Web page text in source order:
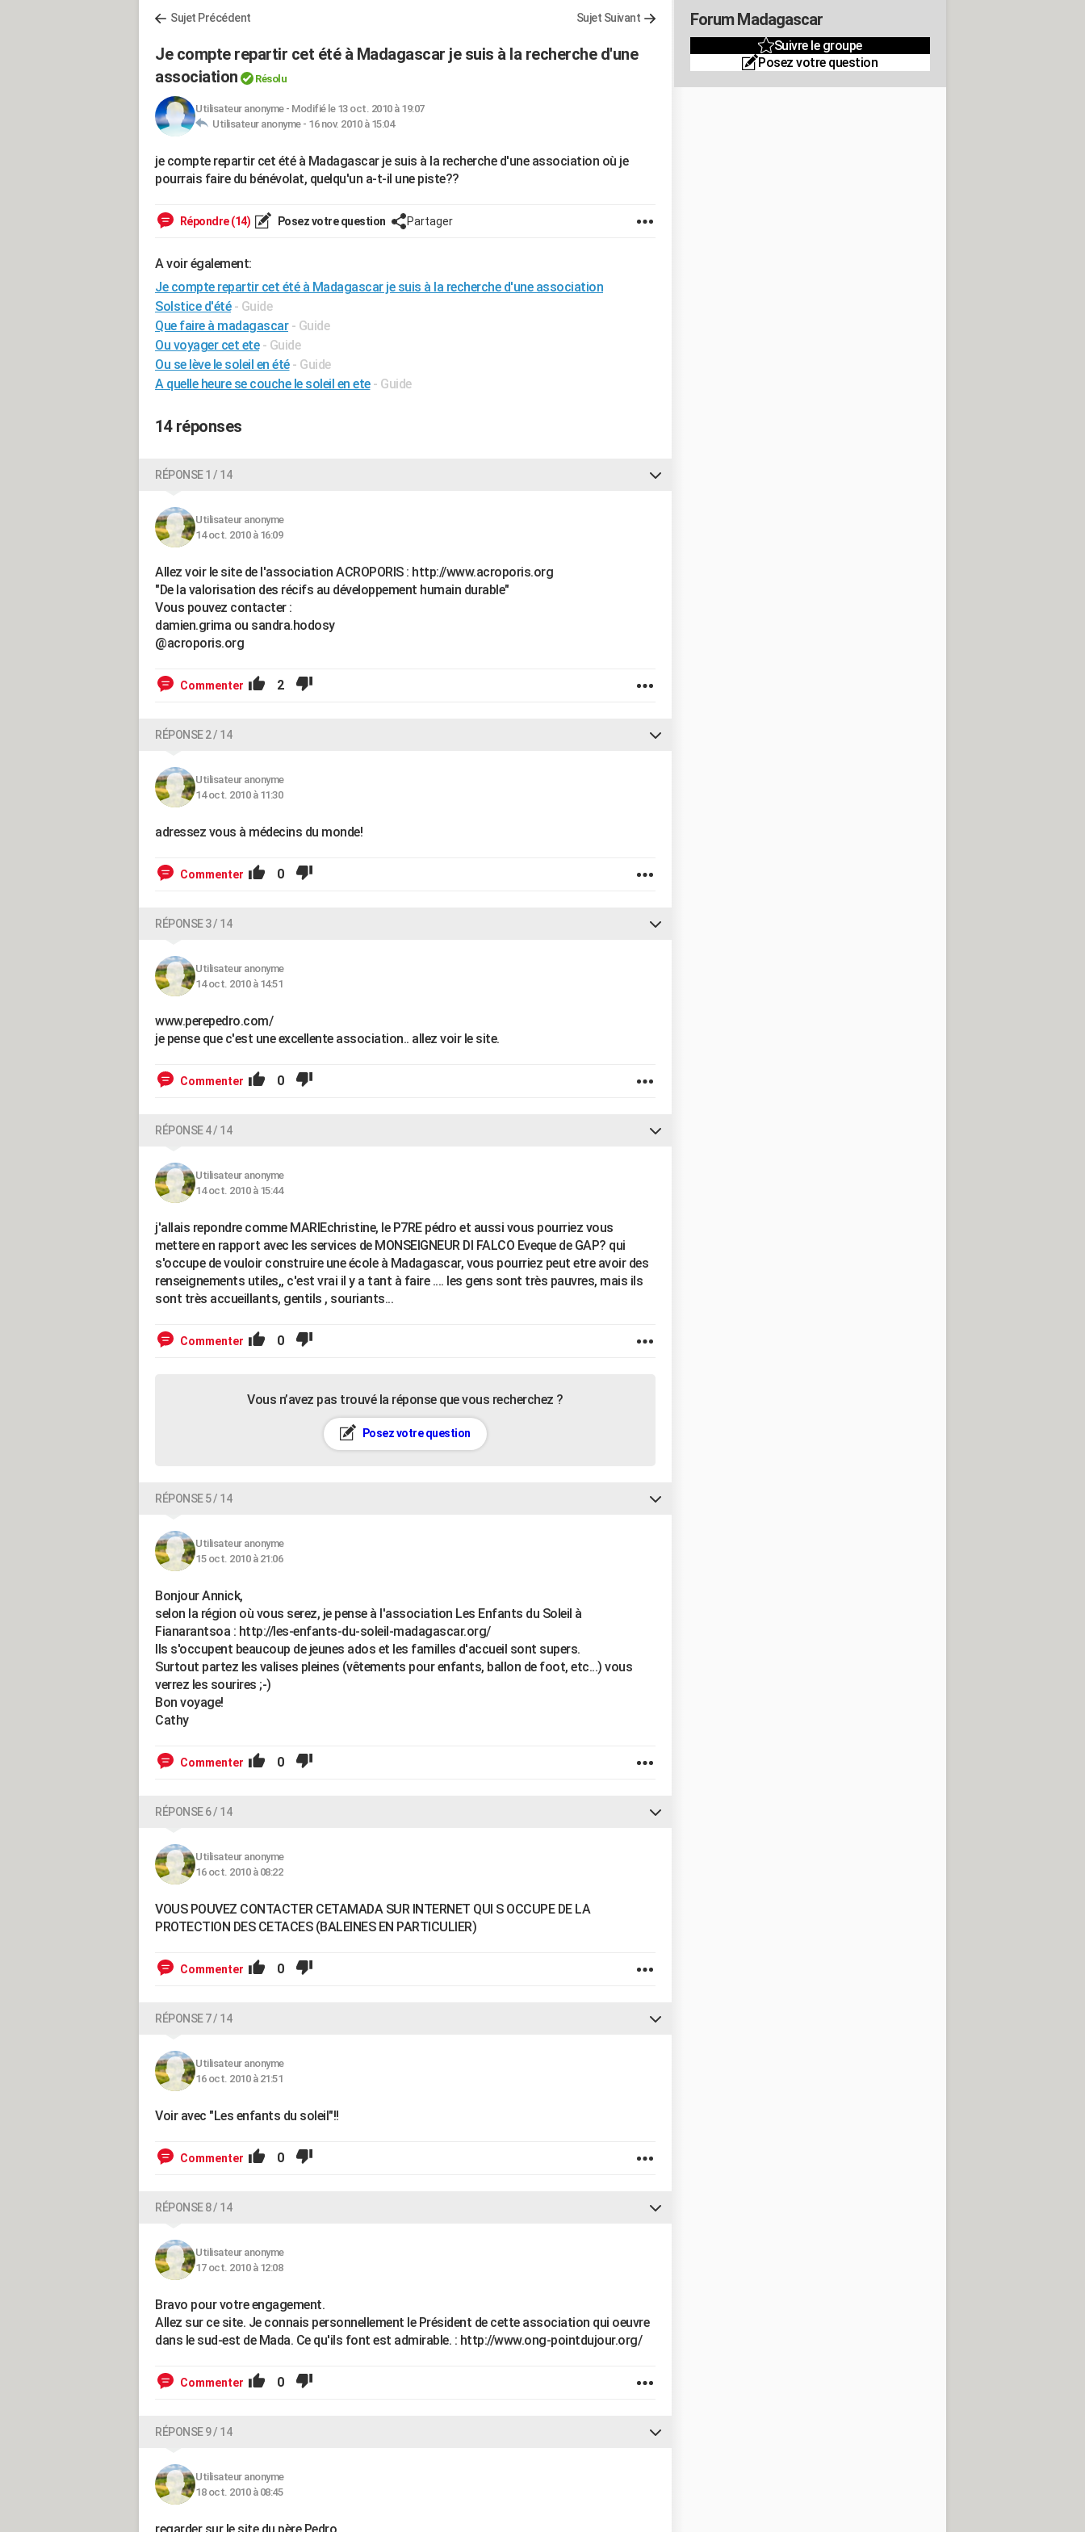
Sujet Précédent Sujet Suivant
Je compte repartir cet été à Madagascar je suis à la recherche d'une
association
Résolu
Utilisateur anonyme- Modifié le 13 oct. 2010 à 19:07
Utilisateur anonyme - 16 nov. 2010 à 15:04
je compte repartir cet été à Madagascar je suis à la recherche d'une association où je
pourrais faire du bénévolat, quelqu'un a-t-il une piste??
Répondre (14) Posez votre question Partager
A voir également:
Je compte repartir cet été à Madagascar je suis à la recherche d'une association
Solstice d'été - Guide
Que faire à madagascar - Guide
Ou voyager cet ete - Guide
Ou se lève le soleil en été - Guide
A quelle heure se couche le soleil en ete - Guide
14 réponses
RÉPONSE 1 / 14
Utilisateur anonyme
14 oct. 2010 à 16:09
Allez voir le site de l'association ACROPORIS : http://www.acroporis.org
"De la valorisation des récifs au développement humain durable"
Vous pouvez contacter :
damien.grima ou sandra.hodosy
@acroporis.org
Commenter 2
RÉPONSE 2 / 14
Utilisateur anonyme
14 oct. 2010 à 11:30
adressez vous à médecins du monde!
Commenter 0
RÉPONSE 3 / 14
Utilisateur anonyme
14 oct. 2010 à 14:51
www.perepedro.com/
je pense que c'est une excellente association.. allez voir le site.
Commenter 0
RÉPONSE 4 / 14
Utilisateur anonyme
14 oct. 2010 à 15:44
j'allais repondre comme MARIEchristine, le P7RE pédro et aussi vous pourriez vous
mettere en rapport avec les services de MONSEIGNEUR DI FALCO Eveque de GAP? qui
s'occupe de vouloir construire une école à Madagascar, vous pourriez peut etre avoir des
renseignements utiles,, c'est vrai il y a tant à faire .... les gens sont très pauvres, mais ils
sont très accueillants, gentils , souriants...
Commenter 0
Vous n’avez pas trouvé la réponse que vous recherchez ?
Posez votre question
RÉPONSE 5 / 14
Utilisateur anonyme
15 oct. 2010 à 21:06
Bonjour Annick,
selon la région où vous serez, je pense à l'association Les Enfants du Soleil à
Fianarantsoa : http://les-enfants-du-soleil-madagascar.org/
Ils s'occupent beaucoup de jeunes ados et les familles d'accueil sont supers.
Surtout partez les valises pleines (vêtements pour enfants, ballon de foot, etc...) vous
verrez les sourires ;-)
Bon voyage!
Cathy
Commenter 0
RÉPONSE 6 / 14
Utilisateur anonyme
16 oct. 2010 à 08:22
VOUS POUVEZ CONTACTER CETAMADA SUR INTERNET QUI S OCCUPE DE LA
PROTECTION DES CETACES (BALEINES EN PARTICULIER)
Commenter 0
RÉPONSE 7 / 14
Utilisateur anonyme
16 oct. 2010 à 21:51
Voir avec "Les enfants du soleil"!!
Commenter 0
RÉPONSE 8 / 14
Utilisateur anonyme
17 oct. 2010 à 12:08
Bravo pour votre engagement.
Allez sur ce site. Je connais personnellement le Président de cette association qui oeuvre
dans le sud-est de Mada. Ce qu'ils font est admirable. : http://www.ong-pointdujour.org/
Commenter 0
RÉPONSE 9 / 14
Utilisateur anonyme
18 oct. 2010 à 08:45
Forum Madagascar
Suivre le groupe
Posez votre question